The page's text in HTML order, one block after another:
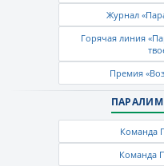
Журнал
Горячая линия
Премия
Команда
Команда